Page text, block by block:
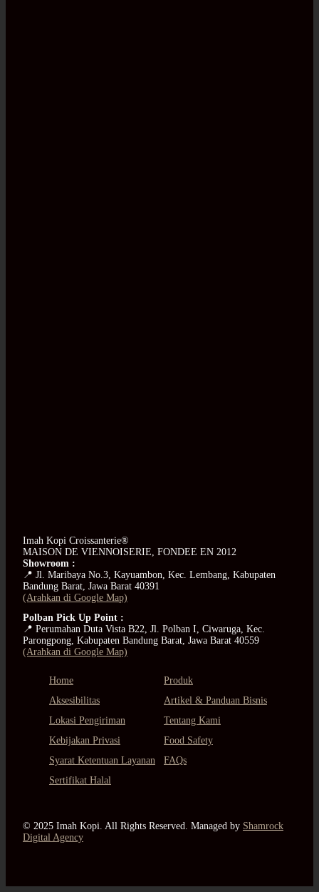
Imah Kopi Croissanterie®
MAISON DE VIENNOISERIE, FONDEE EN 2012
Showroom :
📍 Jl. Maribaya No.3, Kayuambon, Kec. Lembang, Kabupaten
Bandung Barat, Jawa Barat 40391
(Arahkan di Google Map)
Polban Pick Up Point :
📍 Perumahan Duta Vista B22, Jl. Polban I, Ciwaruga, Kec.
Parongpong, Kabupaten Bandung Barat, Jawa Barat 40559
(Arahkan di Google Map)
Home
Produk
Aksesibilitas
Artikel & Panduan Bisnis
Lokasi Pengiriman
Tentang Kami
Kebijakan Privasi
Food Safety
Syarat Ketentuan Layanan
FAQs
Sertifikat Halal
© 2025 Imah Kopi. All Rights Reserved. Managed by Shamrock
Digital Agency